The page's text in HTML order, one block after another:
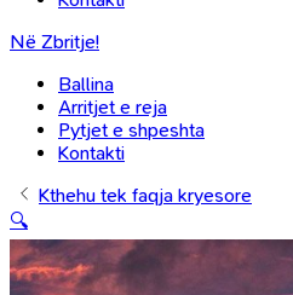
Në Zbritje!
Ballina
Arritjet e reja
Pytjet e shpeshta
Kontakti
Kthehu tek faqja kryesore
🔍